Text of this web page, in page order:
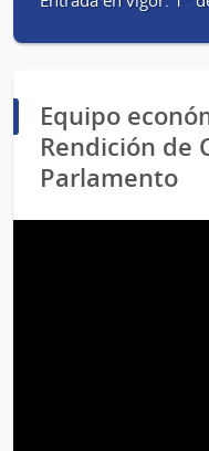
Equipo
Rendición de
Parlamento